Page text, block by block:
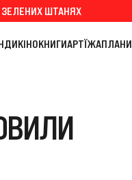
ШТАНЯХ
КІНОКНИГИАРТЇЖАПЛАНИ